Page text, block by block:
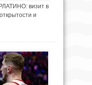
визит в
и